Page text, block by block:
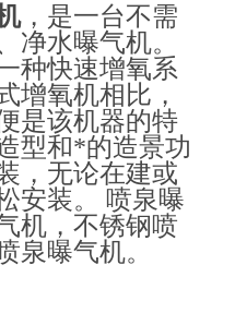
，是一台不需
净水曝气机。
种快速增氧系
增氧机相比，
是该机器的特
型和*的造景功
，无论在建或
安装。 喷泉曝
机，不锈钢喷
泉曝气机。